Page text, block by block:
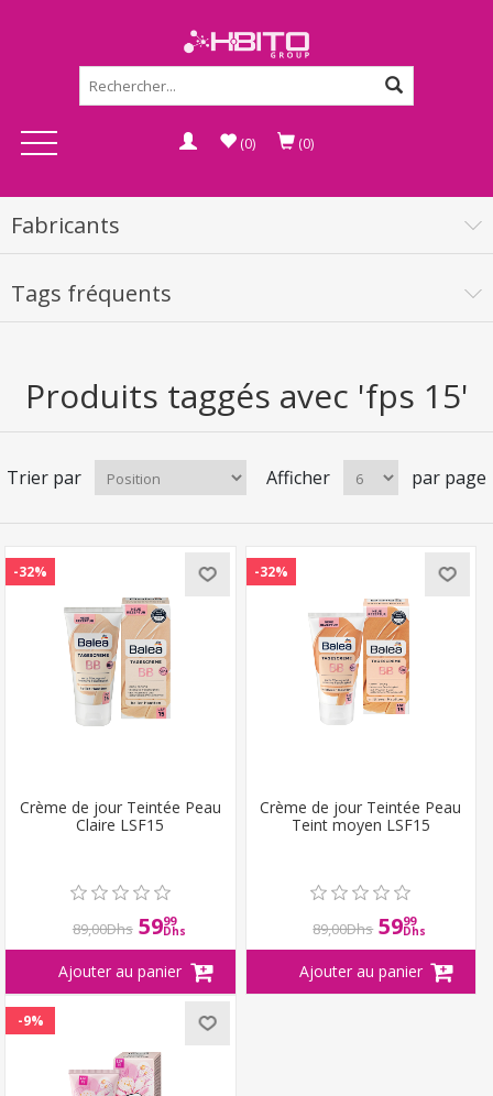
(0) (0)
Fabricants
Tags fréquents
Produits taggés avec 'fps 15'
Trier par Afficher par page
-32%
Crème de jour Teintée Peau
Claire LSF15
89,00Dhs 5999
Dhs
-32%
Crème de jour Teintée Peau
Teint moyen LSF15
89,00Dhs 5999
Dhs
-9%